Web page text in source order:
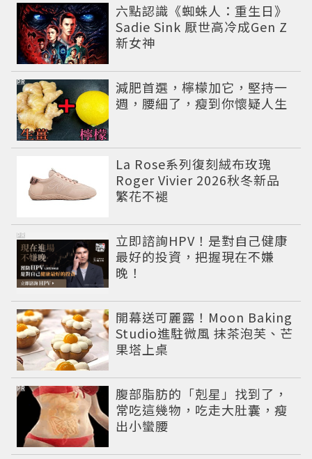
六點認識《蜘蛛人：重生日》
Sadie Sink 厭世高冷成Gen Z
新女神
減肥首選，檸檬加它，堅持一
週，腰細了，瘦到你懷疑人生
PR
La Rose系列復刻絨布玫瑰
Roger Vivier 2026秋冬新品
繁花不褪
立即諮詢HPV！是對自己健康
最好的投資，把握現在不嫌
晚！
PR
開幕送可麗露！Moon Baking
Studio進駐微風 抹茶泡芙、芒
果塔上桌
腹部脂肪的「剋星」找到了，
常吃這幾物，吃走大肚囊，瘦
出小蠻腰
PR